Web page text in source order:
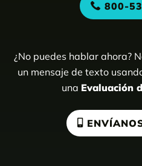
800-
¿No puedes hablar ahora?
un mensaje de texto
una Evaluación